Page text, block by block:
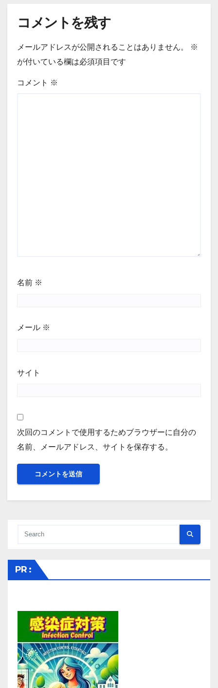
コメントを残す
メールアドレスが公開されることはありません。
※
が付いている欄は必須項目です
コメント ※
名前 ※
メール ※
サイト
次回のコメントで使用するためブラウザーに自分の
名前、メールアドレス、サイトを保存する。
PR :